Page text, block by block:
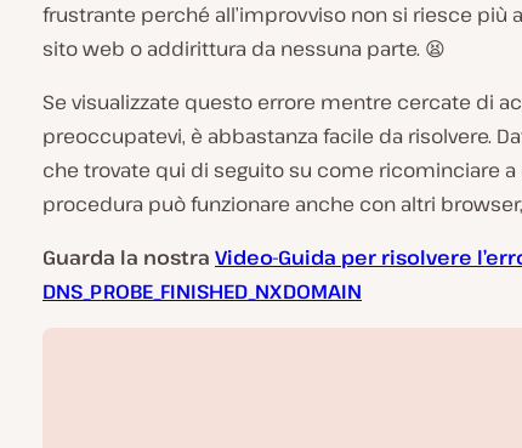
frustrante perché all’improvviso non si riesce più
sito web o addirittura da nessuna parte. 😫
Se visualizzate questo errore mentre cercate di
preoccupatevi, è abbastanza facile da risolvere.
che trovate qui di seguito su come ricominciare a
procedura può funzionare anche con altri
Guarda la nostra Video-Guida per risolvere
DNS_PROBE_FINISHED_NXDOMAIN